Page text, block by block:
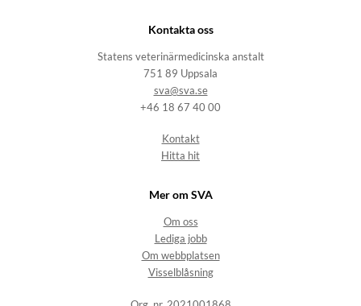
Kontakta oss
Statens veterinärmedicinska anstalt
751 89 Uppsala
sva@sva.se
+46 18 67 40 00
Kontakt
Hitta hit
Mer om SVA
Om oss
Lediga jobb
Om webbplatsen
Visselblåsning